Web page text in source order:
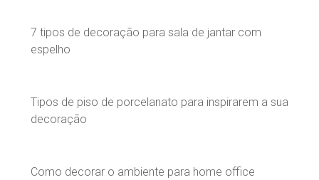
7 tipos de decoração para sala de jantar com
espelho
Tipos de piso de porcelanato para inspirarem a sua
decoração
Como decorar o ambiente para home office